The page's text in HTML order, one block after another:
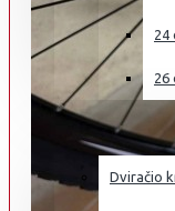
24
26
DVIRAČIŲ
Dviračio